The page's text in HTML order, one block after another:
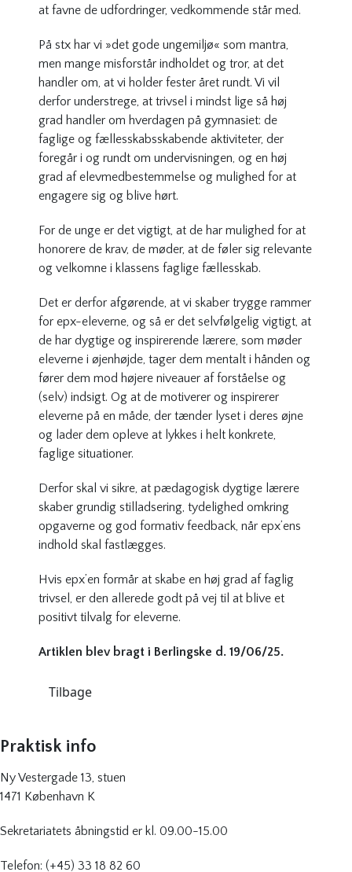
at favne de udfordringer, vedkommende står med.
På stx har vi »det gode ungemiljø« som mantra,
men mange misforstår indholdet og tror, at det
handler om, at vi holder fester året rundt. Vi vil
derfor understrege, at trivsel i mindst lige så høj
grad handler om hverdagen på gymnasiet: de
faglige og fællesskabsskabende aktiviteter, der
foregår i og rundt om undervisningen, og en høj
grad af elevmedbestemmelse og mulighed for at
engagere sig og blive hørt.
For de unge er det vigtigt, at de har mulighed for at
honorere de krav, de møder, at de føler sig relevante
og velkomne i klassens faglige fællesskab.
Det er derfor afgørende, at vi skaber trygge rammer
for epx-eleverne, og så er det selvfølgelig vigtigt, at
de har dygtige og inspirerende lærere, som møder
eleverne i øjenhøjde, tager dem mentalt i hånden og
fører dem mod højere niveauer af forståelse og
(selv) indsigt. Og at de motiverer og inspirerer
eleverne på en måde, der tænder lyset i deres øjne
og lader dem opleve at lykkes i helt konkrete,
faglige situationer.
Derfor skal vi sikre, at pædagogisk dygtige lærere
skaber grundig stilladsering, tydelighed omkring
opgaverne og god formativ feedback, når epx’ens
indhold skal fastlægges.
Hvis epx’en formår at skabe en høj grad af faglig
trivsel, er den allerede godt på vej til at blive et
positivt tilvalg for eleverne.
Artiklen blev bragt i Berlingske d. 19/06/25.
Tilbage
Praktisk info
Ny Vestergade 13, stuen
1471 København K
Sekretariatets åbningstid er kl. 09.00-15.00
Telefon: (+45) 33 18 82 60